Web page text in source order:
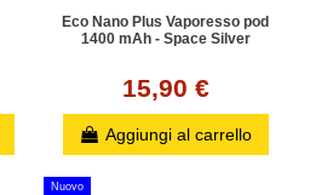
Eco Nano Plus Vaporesso pod
1400 mAh - Space Silver
15,90 €
Aggiungi al carrello
Nuovo